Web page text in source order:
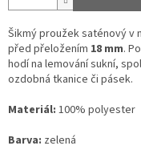
Šikmý proužek saténový v
před přeložením 18 mm.
hodí na lemování sukní,
ozdobná tkanice či pásek.
Materiál: 100% polyester
Barva: zelená